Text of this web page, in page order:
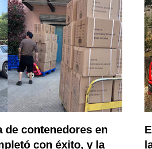
sean tan versátiles y por qué se
de contenedores en
con éxito, y la